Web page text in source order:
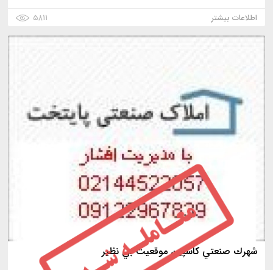
اطلاعات بیشتر
۵۸۱۱
شهرك صنعتي كاسپين موقعيت بي نظير